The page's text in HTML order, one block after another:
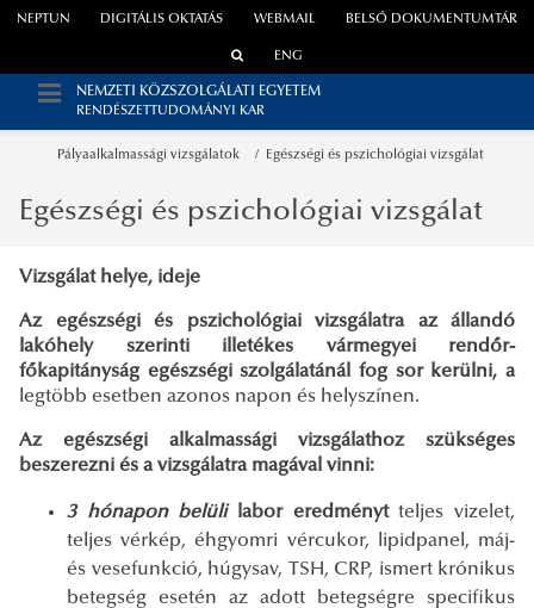
WEBMAIL
NEPTUN DIGITÁLIS OKTATÁS BELSŐ DOKUMENTUMTÁR
ENG
NEMZETI KÖZSZOLGÁLATI EGYETEM
RENDÉSZETTUDOMÁNYI KAR
Pályaalkalmassági vizsgálatok Egészségi és pszichológiai vizsgálat
Egészségi és pszichológiai vizsgálat
Vizsgálat helye, ideje
Az egészségi és pszichológiai vizsgálatra az állandó
lakóhely szerinti illetékes vármegyei rendőr-
főkapitányság egészségi szolgálatánál fog sor kerülni, a
legtöbb esetben azonos napon és helyszínen.
Az egészségi alkalmassági vizsgálathoz szükséges
beszerezni és a vizsgálatra magával vinni:
3 hónapon belüli labor eredményt teljes vizelet,
teljes vérkép, éhgyomri vércukor, lipidpanel, máj-
és vesefunkció, húgysav, TSH, CRP, ismert krónikus
betegség esetén az adott betegségre specifikus